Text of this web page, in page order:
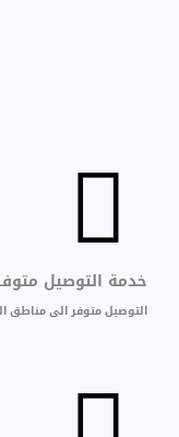
خدمة التوصيل
التوصيل متوفر الى مناطق